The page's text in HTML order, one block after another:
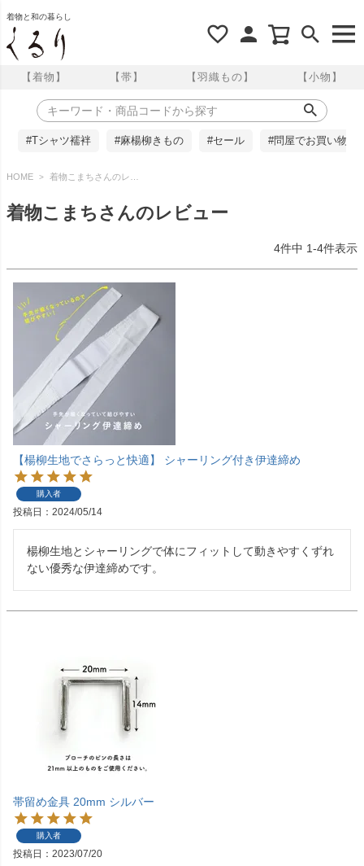
着物と和の暮らし
【着物】 【帯】 【羽織もの】 【小物】
#Tシャツ襦袢 #麻楊柳きもの #セール #問屋でお買い物
HOME 着物こまちさんのレビュー
着物こまちさんのレビュー
4件中 1-4件表示
【楊柳生地でさらっと快適】 シャーリング付き伊達締め
購入者
投稿日 2024/05/14
楊柳生地とシャーリングで体にフィットして動きやすくずれ
帯留め金具 20mm シルバー
購入者
投稿日 2023/07/20